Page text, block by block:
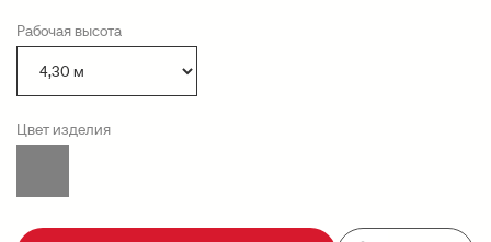
Рабочая высота
Цвет изделия